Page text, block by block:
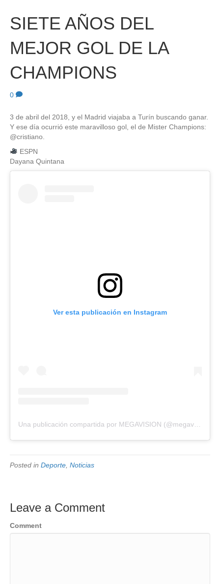
SIETE AÑOS DEL
MEJOR GOL DE LA
CHAMPIONS
0
3 de abril del 2018, y el Madrid viajaba a Turín buscando ganar.
Y ese día ocurrió este maravilloso gol, el de Mister Champions:
@cristiano.
ESPN
Dayana Quintana
Ver esta publicación en Instagram
Posted in Deporte Noticias
Leave a Comment
Comment